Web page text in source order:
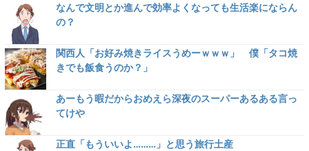
なんで文明とか進んで効率よくなっても生活楽にならん
の？
関西人「お好み焼きライスうめーｗｗｗ」 僕「タコ焼
きでも飯食うのか？」
あーもう暇だからおめえら深夜のスーパーあるある言っ
てけや
正直「もういいよ………」と思う旅行土産